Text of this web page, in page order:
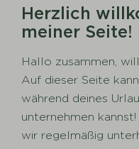
Herzlich
meiner Seite!
Hallo zusammen,
Auf dieser Seite
während deines
unternehmen
wir regelmäßig